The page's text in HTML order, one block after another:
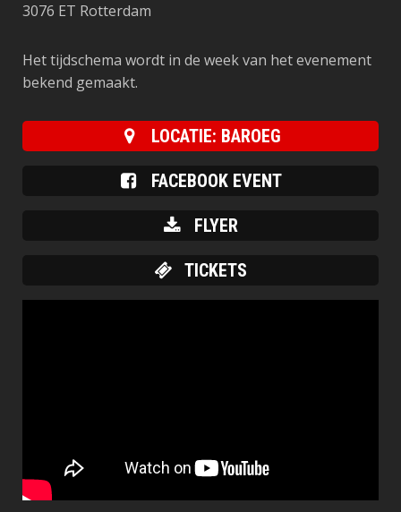
3076 ET Rotterdam
Het tijdschema wordt in de week van het evenement
bekend gemaakt.
LOCATIE: BAROEG
FACEBOOK EVENT
FLYER
TICKETS